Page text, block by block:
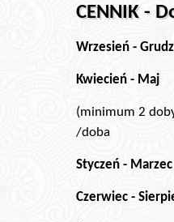
CENNIK -
Wrzesień -
Kwiecień - Maj
(minimum 2
/doba
Styczeń - Marzec
Czerwiec -